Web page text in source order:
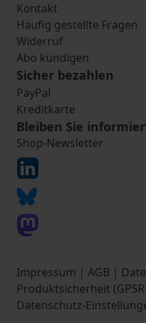
Kontakt
Häufig gestellte Fragen
Widerruf
Abo kündigen
Sicher bezahlen
PayPal
Kreditkarte
Bleiben Sie
Shop-Newsletter
Impressum | AGB |
Produktsicherheit
Datenschutz-